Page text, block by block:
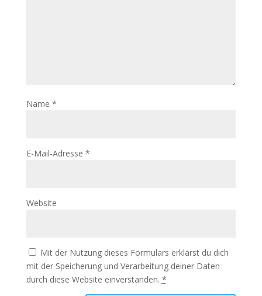
Name *
E-Mail-Adresse *
Website
Mit der Nutzung dieses Formulars erklärst du dich
mit der Speicherung und Verarbeitung deiner Daten
durch diese Website einverstanden. *